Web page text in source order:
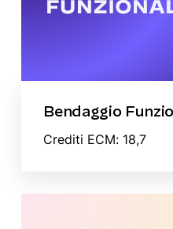
Bendaggio
Crediti ECM: 18,7